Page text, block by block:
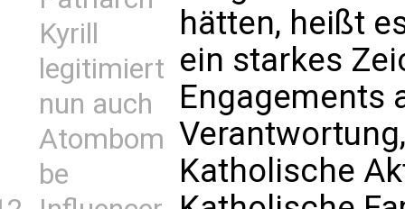
Kyrill
legitimiert
nun auch
Atombom
be
hätten, heißt
ein starkes
Engagements
Katholische